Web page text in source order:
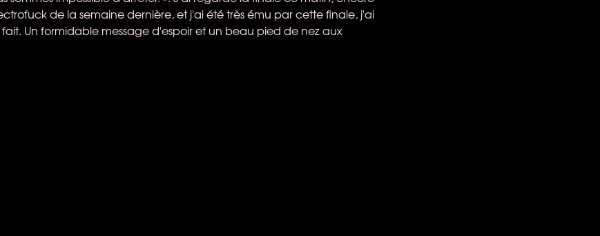
de la semaine dernière, et j'ai été très ému par cette finale, j'ai
Un formidable message d'espoir et un beau pied de nez aux